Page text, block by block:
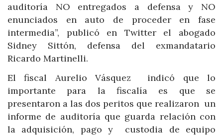
auditoría NO entregados a defensa y NO
enunciados en auto de proceder en fase
intermedia”, publicó en Twitter el abogado
Sidney Sittón, defensa del exmandatario
Ricardo Martinelli.
El fiscal Aurelio Vásquez indicó que lo
importante para la fiscalía es que se
presentaron a las dos peritos que realizaron un
informe de auditoría que guarda relación con
la adquisición, pago y custodia de equipo